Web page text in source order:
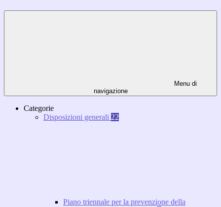
Menu di
navigazione
Categorie
Disposizioni generali 22
Piano triennale per la prevenzione della